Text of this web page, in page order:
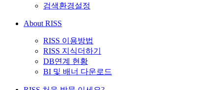
검색환경설정
About RISS
RISS 이용방법
RISS 지식더하기
DB연계 현황
BI 및 배너 다운로드